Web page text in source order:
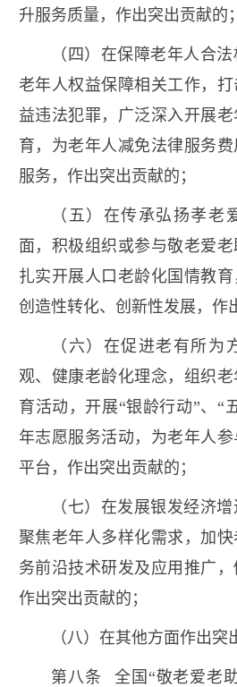
升服务质量，作出突出贡献的；
（四）在保障老年人合
老年人权益保障相关工作，
益违法犯罪，广泛深入开展
育，为老年人减免法律服务
服务，作出突出贡献的；
（五）在传承弘扬孝老
面，积极组织或参与敬老爱老
扎实开展人口老龄化国情教
创造性转化、创新性发展，作
（六）在促进老有所为
观、健康老龄化理念，组织
育活动，开展“银龄行动”、“
年志愿服务活动，为老年人
平台，作出突出贡献的；
（七）在发展银发经济
聚焦老年人多样化需求，加
务前沿技术研发及应用推广，
作出突出贡献的；
（八）在其他方面作出突
第八条 全国“敬老爱老